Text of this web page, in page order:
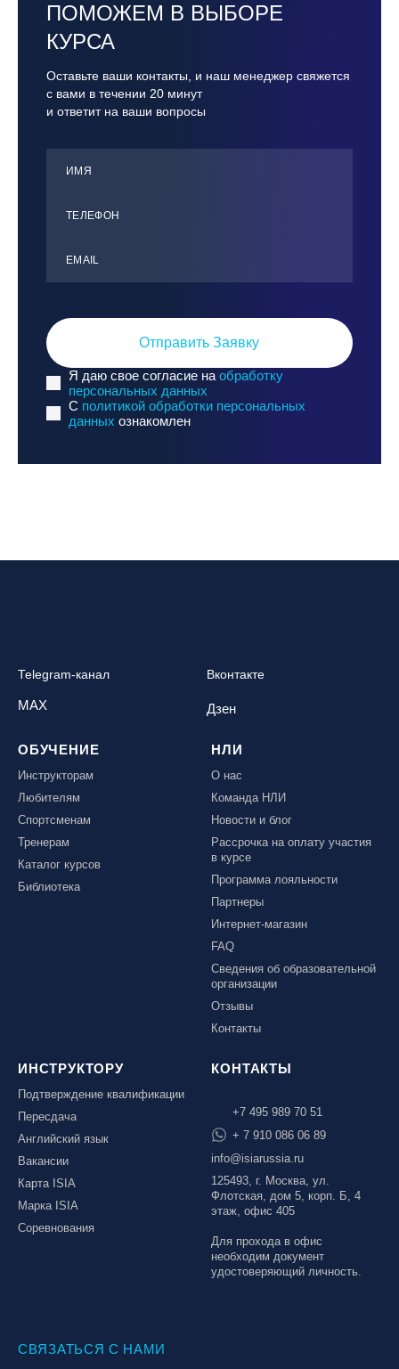
ПОМОЖЕМ В ВЫБОРЕ
КУРСА
Оставьте ваши контакты, и наш менеджер свяжется
с вами в течении 20 минут
и ответит на ваши вопросы
ИМЯ
ТЕЛЕФОН
ЕMАIL
Отправить Заявку
Я даю свое согласие на обработку
персональных данных
C политикой обработки персональных
данных ознакомлен
Telegram-канал Вконтакте
MAX Дзен
ОБУЧЕНИЕ
Инструкторам
Любителям
Спортсменам
Тренерам
Каталог курсов
Библиотека
НЛИ
О нас
Команда НЛИ
Новости и блог
Рассрочка на оплату участия
в курсе
Программа лояльности
Партнеры
Интернет-магазин
FAQ
Сведения об образовательной
организации
Отзывы
Контакты
ИНСТРУКТОРУ
Подтверждение квалификации
Пересдача
Английский язык
Вакансии
Карта ISIA
Марка ISIA
Соревнования
КОНТАКТЫ
+7 495 989 70 51
+ 7 910 086 06 89
info@isiarussia.ru
125493, г. Москва, ул.
Флотская, дом 5, корп. Б, 4
этаж, офис 405
Для прохода в офис
необходим документ
удостоверяющий личность.
СВЯЗАТЬСЯ С НАМИ